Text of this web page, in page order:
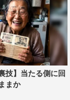
技】当たる側に回
まか